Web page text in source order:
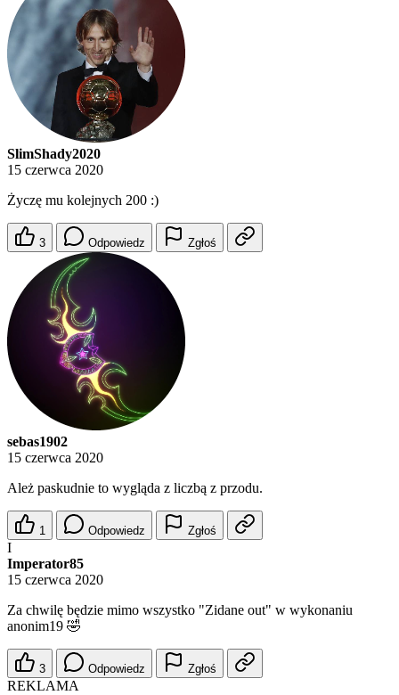
SlimShady2020
15 czerwca 2020
Życzę mu kolejnych 200 :)
3 Odpowiedz Zgłoś
sebas1902
15 czerwca 2020
Ależ paskudnie to wygląda z liczbą z przodu.
1 Odpowiedz Zgłoś
I
Imperator85
15 czerwca 2020
Za chwilę będzie mimo wszystko "Zidane out" w wykonaniu
anonim19 🤣
3 Odpowiedz Zgłoś
REKLAMA